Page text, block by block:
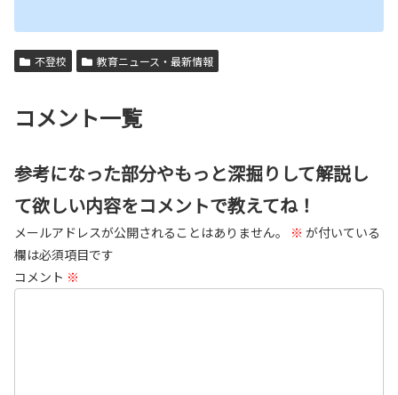
不登校 教育ニュース・最新情報
コメント一覧
参考になった部分やもっと深掘りして解説し
て欲しい内容をコメントで教えてね！
メールアドレスが公開されることはありません。 ※ が付いている
欄は必須項目です
コメント ※